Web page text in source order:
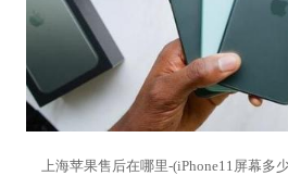
上海苹果售后在哪里-(iPhone11屏幕多